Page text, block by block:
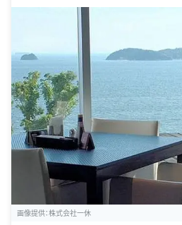
画像提供：株式会社一休